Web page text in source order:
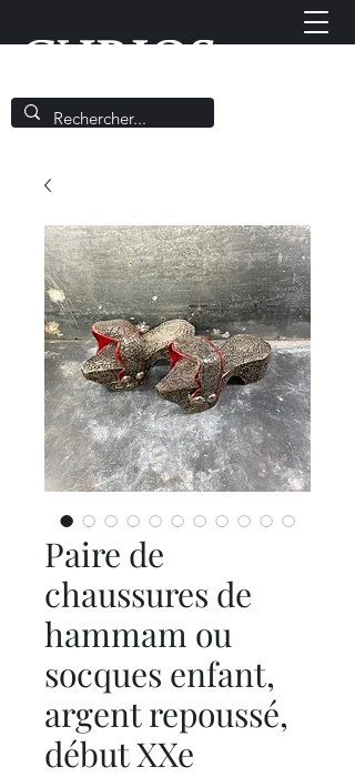
Paire de
chaussures de
hammam ou
socques enfant,
argent repoussé,
début XXe